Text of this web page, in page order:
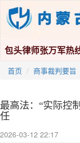
包头律师张万军热
首页 商事裁判要旨
最高法：“实际控
任
2026-03-12 22:17